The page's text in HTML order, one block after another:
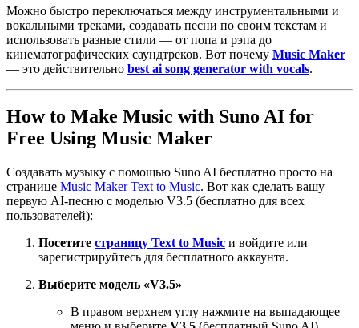
Можно быстро переключаться между инструментальными и
вокальными треками, создавать песни по своим текстам и
использовать разные стили — от попа и рэпа до
кинематографических саундтреков. Вот почему Music Maker
— это действительно best ai song generator with vocals.
How to Make Music with Suno AI for
Free Using Music Maker
Создавать музыку с помощью Suno AI бесплатно просто на
странице Music Maker Text to Music. Вот как сделать вашу
первую AI-песню с моделью V3.5 (бесплатно для всех
пользователей):
Посетите страницу Text to Music и войдите или
зарегистрируйтесь для бесплатного аккаунта.
Выберите модель «V3.5»
В правом верхнем углу нажмите на выпадающее